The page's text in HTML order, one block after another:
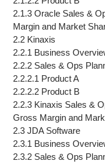
2.1.3 Oracle Sales &
Margin and Market
2.2 Kinaxis
2.2.1 Business
2.2.2 Sales & Ops
2.2.2.1 Product A
2.2.2.2 Product B
2.2.3 Kinaxis Sales &
Gross Margin and
2.3 JDA Software
2.3.1 Business
2.3.2 Sales & Ops